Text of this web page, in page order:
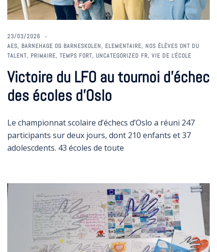
23/03/2026
AES, BARNEHAGE OG BARNESKOLEN, ELEMENTAIRE, NOS ÉLÈVES ONT DU
TALENT, PRIMAIRE, TEMPS FORT, UNCATEGORIZED FR, VIE DE L'ÉCOLE
Victoire du LFO au tournoi d’échec
des écoles d’Oslo
Le championnat scolaire d’échecs d’Oslo a réuni 247
participants sur deux jours, dont 210 enfants et 37
adolescdents. 43 écoles de toute